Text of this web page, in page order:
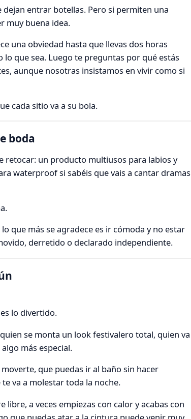
entrar botellas. Pero si permiten una
muy buena idea.
una obviedad hasta que llevas dos horas
lo que sea. Luego te preguntas por qué estás
aunque nosotras insistamos en vivir como si
cada sitio va a su bola.
boda
retocar: un producto multiusos para labios y
waterproof si sabéis que vais a cantar dramas
que más se agradece es ir cómoda y no estar
derretido o declarado independiente.
lo divertido.
se monta un look festivalero total, quien va
más especial.
que puedas ir al baño sin hacer
va a molestar toda la noche.
libre, a veces empiezas con calor y acabas con